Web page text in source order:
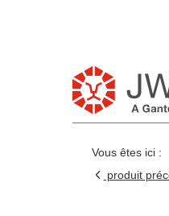
Vous êtes ici :
produit